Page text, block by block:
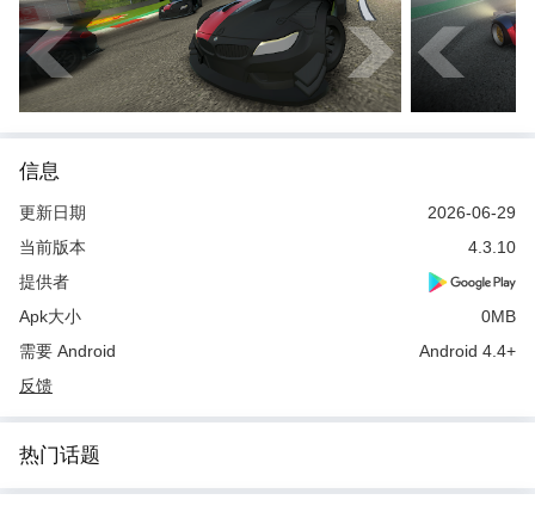
信息
更新日期
2026-06-29
当前版本
4.3.10
提供者
Apk大小
0MB
需要 Android
Android 4.4+
反馈
热门话题